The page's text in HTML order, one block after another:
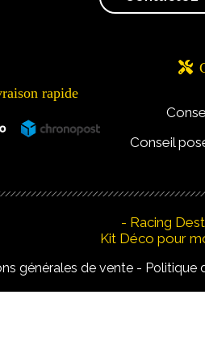
rapide

Conseil
- Racing
Kit Déco pour
générales de vente Politique